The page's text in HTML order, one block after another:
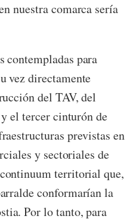
nuestra comarca sería
contempladas para
vez directamente
del TAV, del
el tercer cinturón de
previstas en
y sectoriales de
territorial que,
conformarían la
Por lo tanto, para